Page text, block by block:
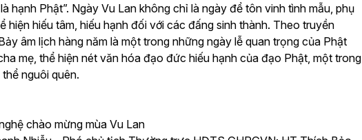
hạnh Phật”. Ngày Vu Lan không chỉ là ngày để tôn vinh tình mẫu, phụ
hiện hiếu tâm, hiếu hạnh đối với các đấng sinh thành. Theo truyền
âm lịch hàng năm là một trong những ngày lễ quan trọng của Phật
mẹ, thể hiện nét văn hóa đạo đức hiếu hạnh của đạo Phật, một trong
nguôi quên.
chào mừng mùa Vu Lan